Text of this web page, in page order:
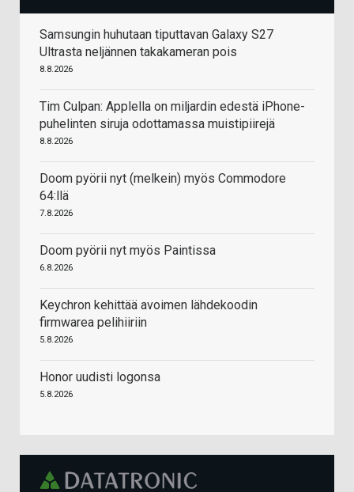
Samsungin huhutaan tiputtavan Galaxy S27
Ultrasta neljännen takakameran pois
8.8.2026
Tim Culpan: Applella on miljardin edestä iPhone-
puhelinten siruja odottamassa muistipiirejä
8.8.2026
Doom pyörii nyt (melkein) myös Commodore
64:llä
7.8.2026
Doom pyörii nyt myös Paintissa
6.8.2026
Keychron kehittää avoimen lähdekoodin
firmwarea pelihiiriin
5.8.2026
Honor uudisti logonsa
5.8.2026